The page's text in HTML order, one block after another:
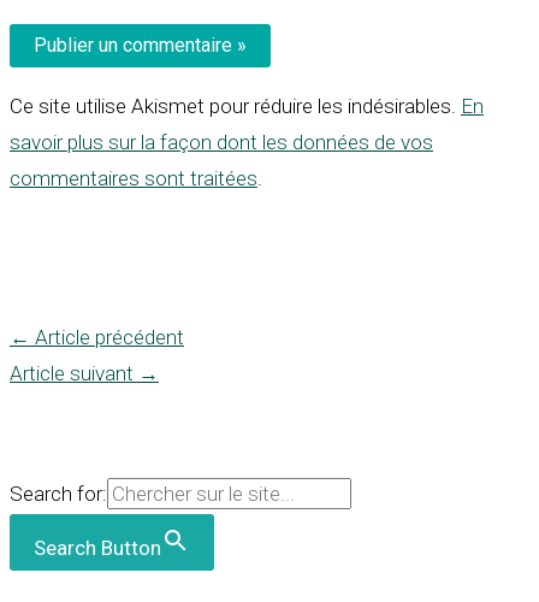
Ce site utilise Akismet pour réduire les indésirables. En
savoir plus sur la façon dont les données de vos
commentaires sont traitées
← Article précédent
Article suivant →
Search for:
Search Button